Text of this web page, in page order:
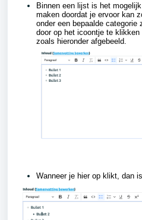
Binnen een lijst is het
maken doordat je ervoor kan
onder een bepaalde
door op het icoontje te
zoals hieronder afgebeeld.
Wanneer je hier op klikt, dan